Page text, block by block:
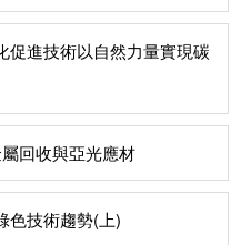
促進技術以自然力量實現碳
回收與亞光應材
色技術趨勢(上)